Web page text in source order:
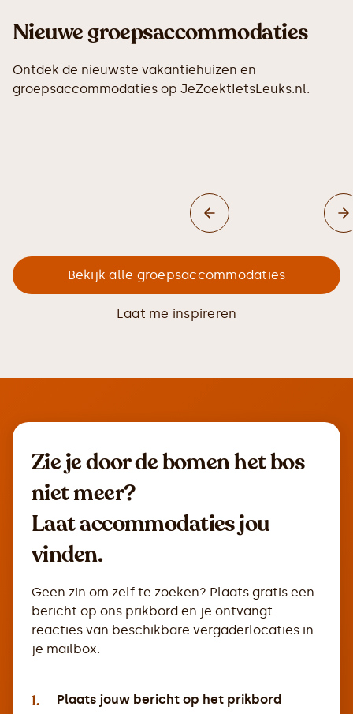
Nieuwe groepsaccommodaties
Ontdek de nieuwste vakantiehuizen en
groepsaccommodaties op JeZoektIetsLeuks.nl.
Bekijk alle groepsaccommodaties
Laat me inspireren
Zie je door de bomen het bos
niet meer?
Laat accommodaties jou
vinden.
Geen zin om zelf te zoeken? Plaats gratis een
bericht op ons prikbord en je ontvangt
reacties van beschikbare vergaderlocaties in
je mailbox.
1.
Plaats jouw bericht op het prikbord